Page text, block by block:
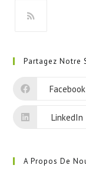
onglet
un
nouvel
Partagez Notre
Facebook
LinkedIn
A Propos De